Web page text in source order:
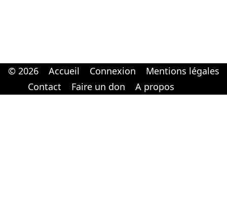
© 2026 Accueil Connexion
Mentions légales
Contact
Faire un don A propos